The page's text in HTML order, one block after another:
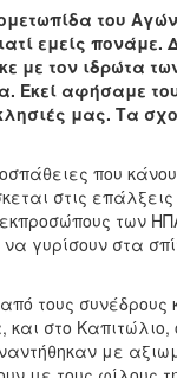
του
εμείς πονάμε.
με τον ιδρώτα
Εκεί αφήσαμε
μας. Τα
που
στις
των
γυρίσουν στα
τους
και στο
με